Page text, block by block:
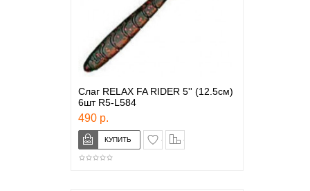
Слаг RELAX FA RIDER 5'' (12.5см)
6шт R5-L584
490 р.
в закладки